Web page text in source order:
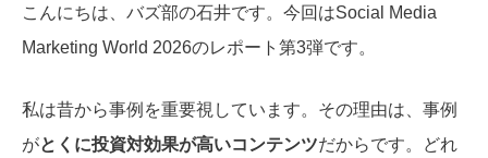
こんにちは、バズ部の石井です。今回はSocial Media
Marketing World 2026のレポート第3弾です。
私は昔から事例を重要視しています。その理由は、事例
がとくに投資対効果が高いコンテンツだからです。どれ